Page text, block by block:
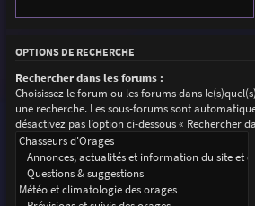
OPTIONS DE RECHERCHE
Rechercher dans les forums :
Choisissez le forum ou les forums dans
une recherche. Les sous-forums sont
désactivez pas l’option ci-dessous « Rechercher